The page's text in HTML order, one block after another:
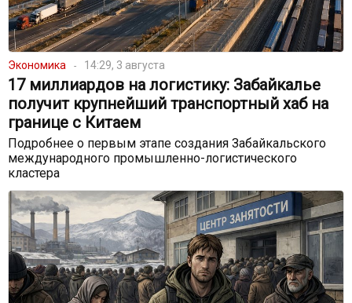
Экономика 14:29, 3 августа
17 миллиардов на логистику: Забайкалье
получит крупнейший транспортный хаб на
границе с Китаем
Подробнее о первым этапе создания Забайкальского
международного промышленно-логистического
кластера